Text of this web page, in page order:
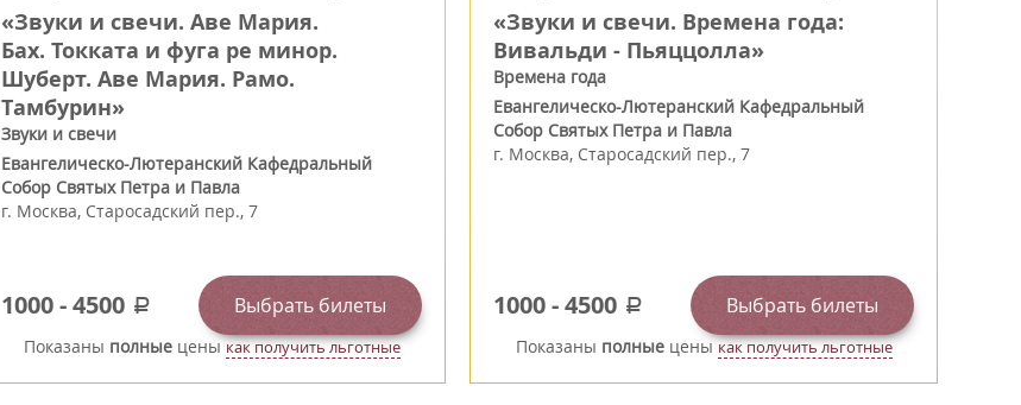
«Звуки и свечи. Аве Мария.
Бах. Токката и фуга ре минор.
Шуберт. Аве Мария. Рамо.
Тамбурин»
Звуки и свечи
Евангелическо-Лютеранский Кафедральный
Собор Святых Петра и Павла
г. Москва, Старосадский пер., 7
1000-4500 a Выбрать билеты
Показаны полныеценыкак получить льготные
«Звуки и свечи. Времена года:
Вивальди - Пьяццолла»
Времена года
Евангелическо-Лютеранский Кафедральный
Собор Святых Петра и Павла
г. Москва, Старосадский пер., 7
1000-4500 a Выбрать билеты
Показаны полныеценыкак получить льготные